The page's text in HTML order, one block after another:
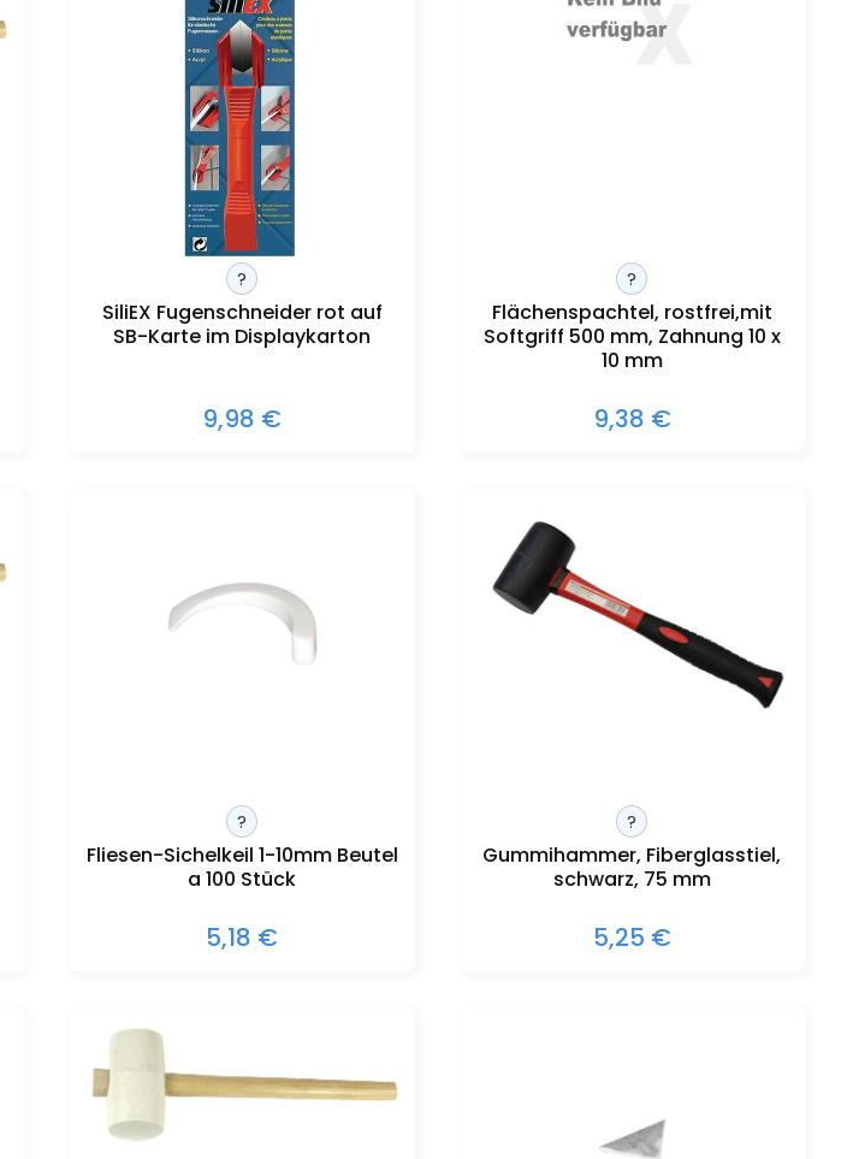
?
SiliEX Fugenschneider rot auf
SB-Karte im Displaykarton
9,98 €
?
Flächenspachtel, rostfrei,mit
Softgriff 500 mm, Zahnung 10 x
10 mm
9,38 €
?
Fliesen-Sichelkeil 1-10mm Beutel
a 100 Stück
5,18 €
?
Gummihammer, Fiberglasstiel,
schwarz, 75 mm
5,25 €